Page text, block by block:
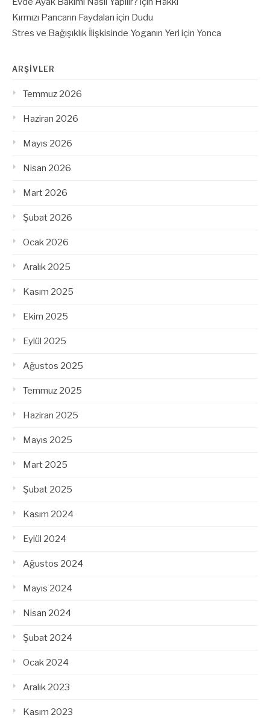
Kırmızı Pancarın Faydaları için Dudu
Stres ve Bağışıklık İlişkisinde Yoganın Yeri için Yonca
ARŞIVLER
Temmuz 2026
Haziran 2026
Mayıs 2026
Nisan 2026
Mart 2026
Şubat 2026
Ocak 2026
Aralık 2025
Kasım 2025
Ekim 2025
Eylül 2025
Ağustos 2025
Temmuz 2025
Haziran 2025
Mayıs 2025
Mart 2025
Şubat 2025
Kasım 2024
Eylül 2024
Ağustos 2024
Mayıs 2024
Nisan 2024
Şubat 2024
Ocak 2024
Aralık 2023
Kasım 2023